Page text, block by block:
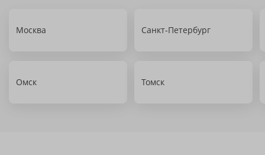
Москва Санкт-Петербург
Омск Томск